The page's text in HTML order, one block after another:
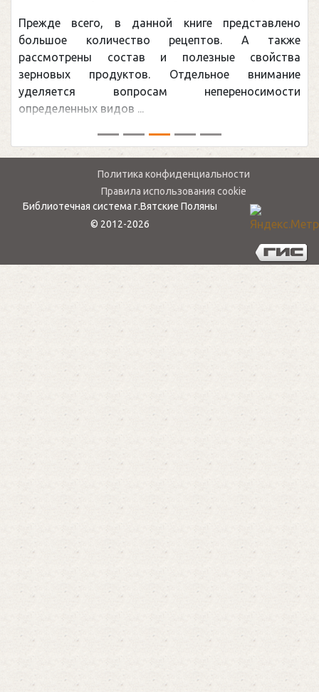
Прежде всего, в данной книге представлено
большое количество рецептов. А также
рассмотрены состав и полезные свойства
зерновых продуктов. Отдельное внимание
уделяется вопросам непереносимости
определенных видов ...
Политика конфиденциальности
Правила использования cookie
Библиотечная система г.Вятские Поляны
© 2012-2026